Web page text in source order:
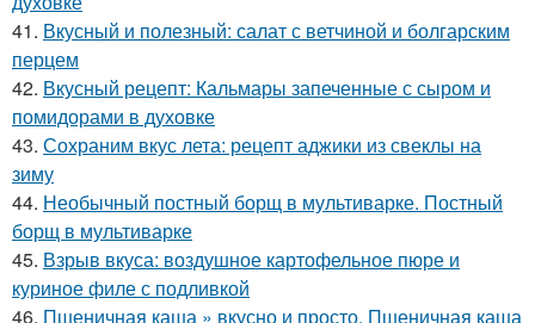
41. Вкусный и полезный: салат с ветчиной и болгарским
перцем
42. Вкусный рецепт: Кальмары запеченные с сыром и
помидорами в духовке
43. Сохраним вкус лета: рецепт аджики из свеклы на
зиму
44. Необычный постный борщ в мультиварке. Постный
борщ в мультиварке
45. Взрыв вкуса: воздушное картофельное пюре и
куриное филе с подливкой
46. Пшеничная каша » вкусно и просто. Пшеничная каша